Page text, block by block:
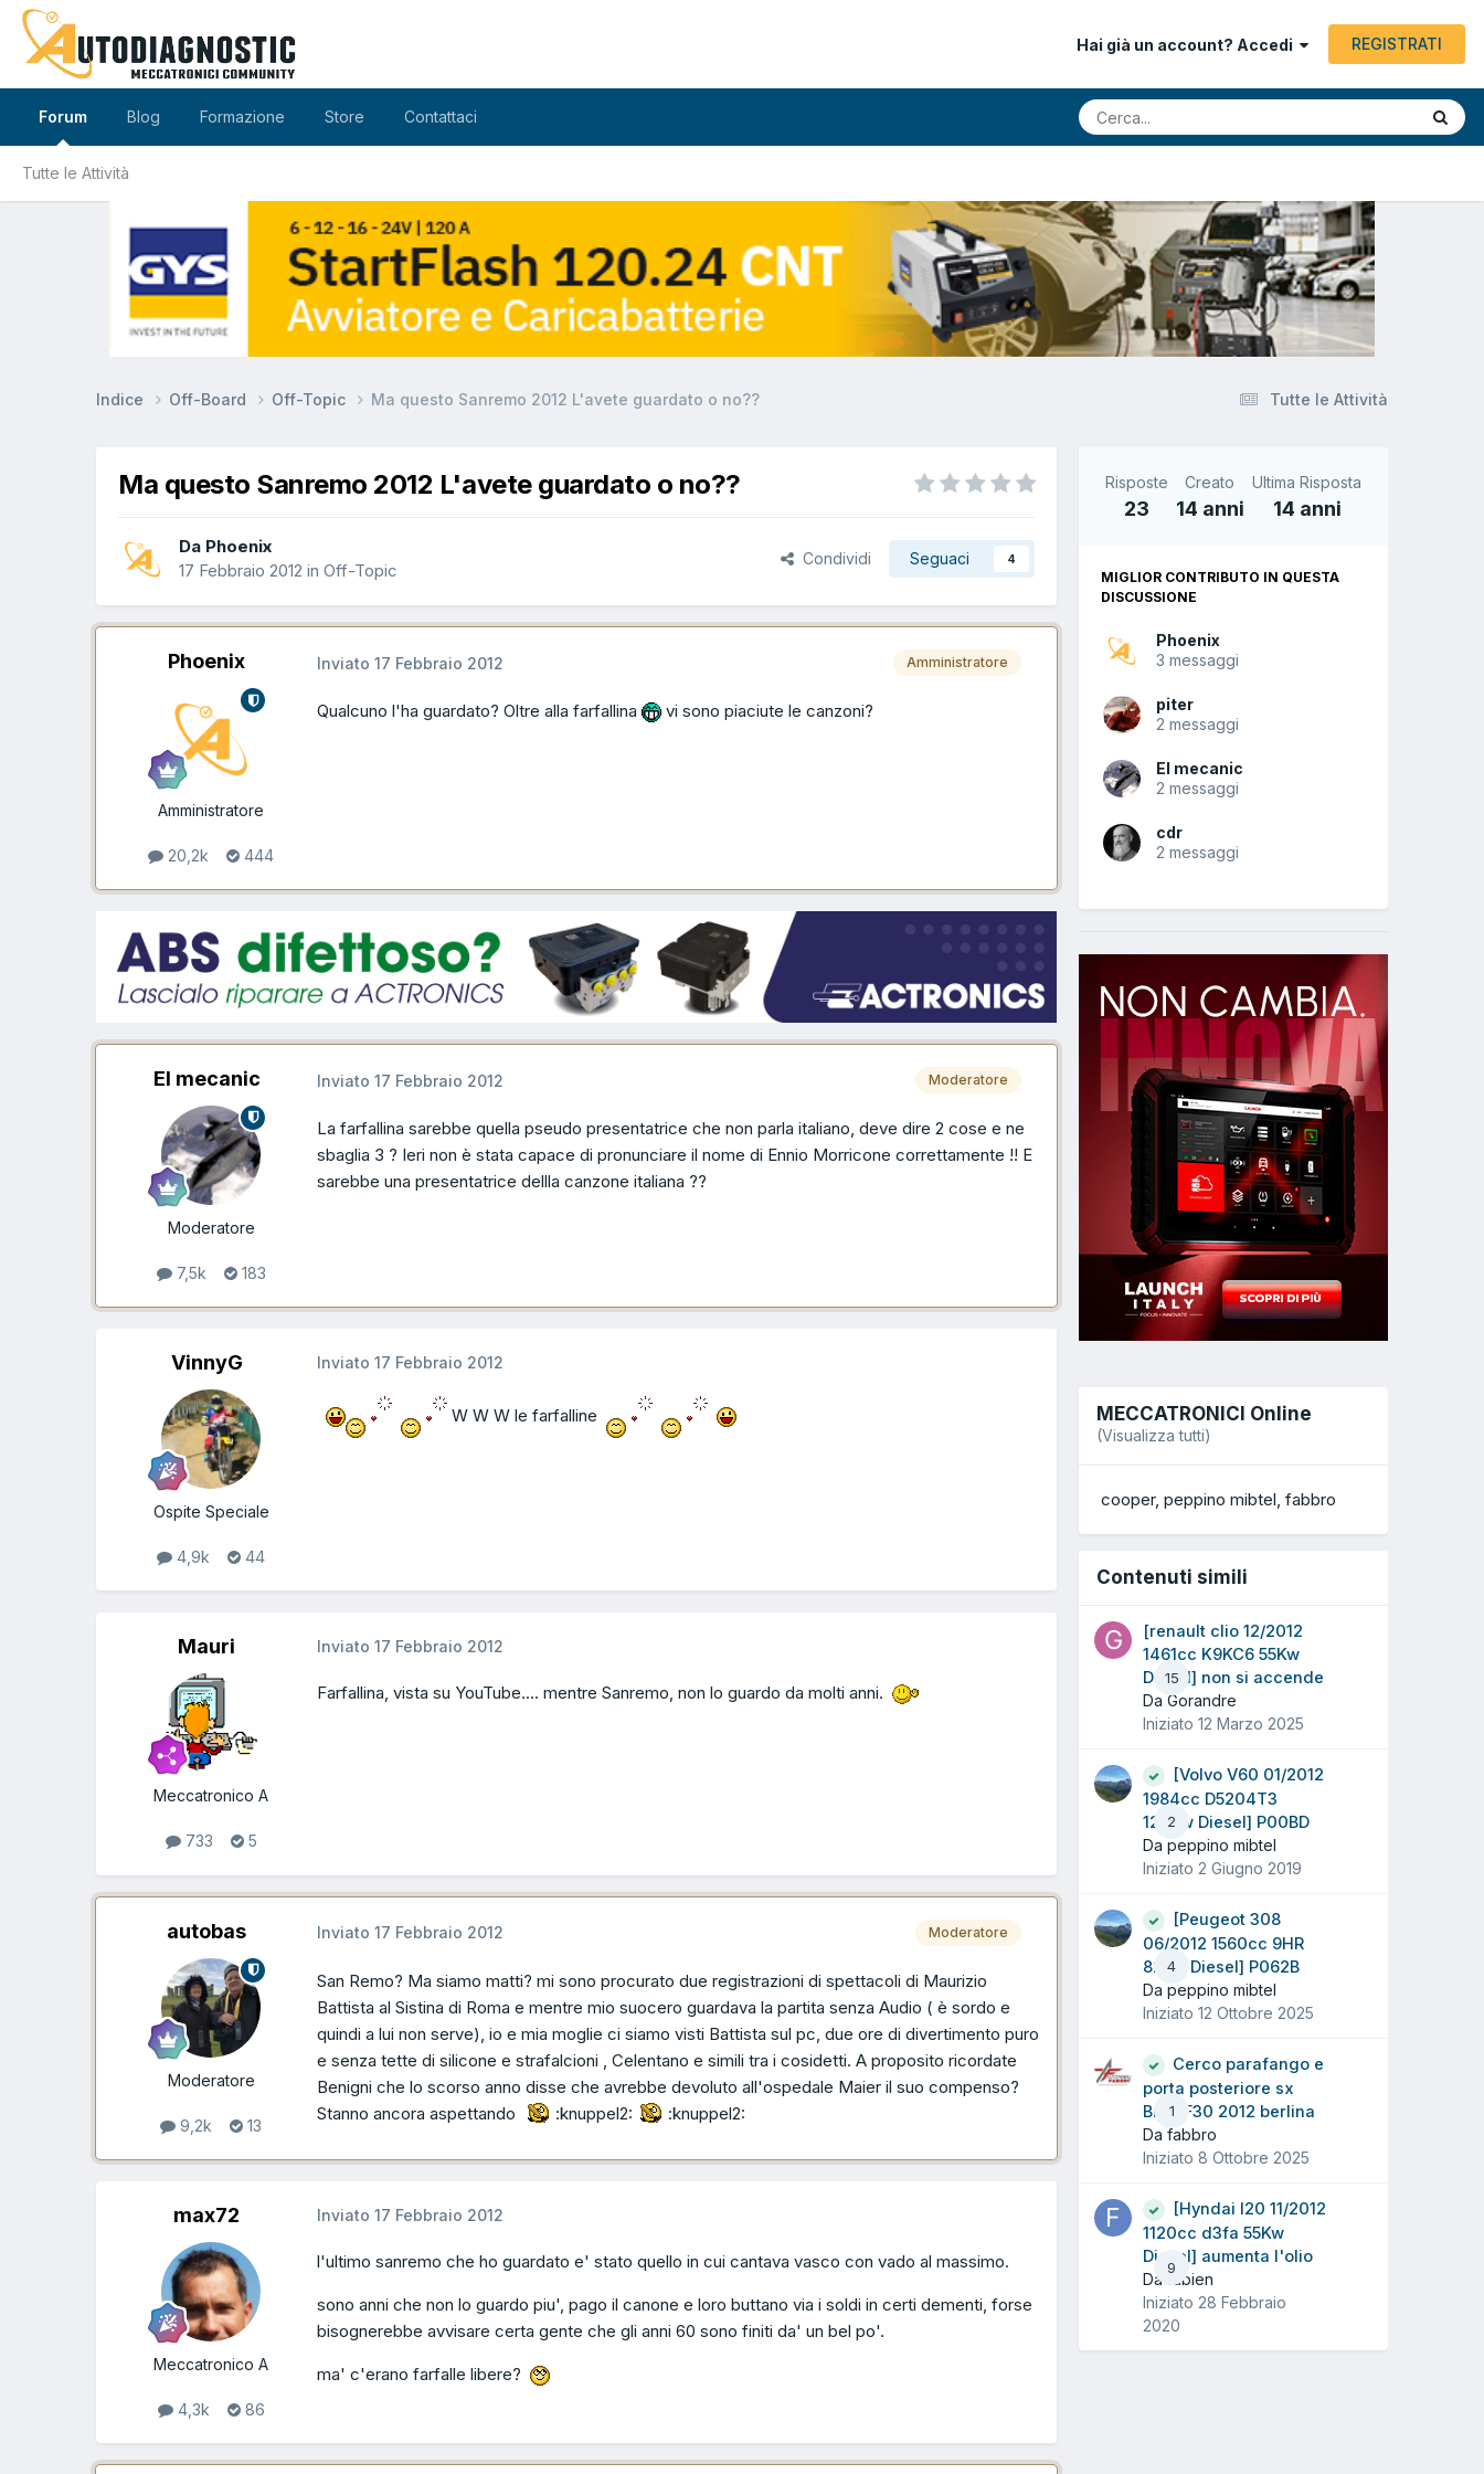
Hai già un account? Accedi REGISTRATI
Forum
Tutte le Attività
Blog Formazione Store Contattaci
Tutte le Attività
Indice Off-Board Off-Topic Ma questo Sanremo 2012 L'avete guardato o no??
Ma questo Sanremo 2012 L'avete guardato o no??
Da Phoenix
17 Febbraio 2012 in Off-Topic
Condividi Seguaci 4
Phoenix
Amministratore
20,2k 444
Amministratore
Inviato 17 Febbraio 2012
Qualcuno l'ha guardato? Oltre alla farfallina vi sono piaciute le canzoni?
El mecanic
Moderatore
7,5k 183
Moderatore
Inviato 17 Febbraio 2012
La farfallina sarebbe quella pseudo presentatrice che non parla italiano, deve dire 2 cose e ne
sbaglia 3 ? Ieri non è stata capace di pronunciare il nome di Ennio Morricone correttamente !! E
sarebbe una presentatrice dellla canzone italiana ??
VinnyG
Ospite Speciale
4,9k 44
Inviato 17 Febbraio 2012
W W W le farfalline
Mauri
Meccatronico A
733 5
Inviato 17 Febbraio 2012
Farfallina, vista su YouTube.... mentre Sanremo, non lo guardo da molti anni.
autobas
Moderatore
9,2k 13
Moderatore
Inviato 17 Febbraio 2012
San Remo? Ma siamo matti? mi sono procurato due registrazioni di spettacoli di Maurizio
Battista al Sistina di Roma e mentre mio suocero guardava la partita senza Audio ( è sordo e
quindi a lui non serve), io e mia moglie ci siamo visti Battista sul pc, due ore di divertimento puro
e senza tette di silicone e strafalcioni , Celentano e simili tra i cosidetti. A proposito ricordate
Benigni che lo scorso anno disse che avrebbe devoluto all'ospedale Maier il suo compenso?
Stanno ancora aspettando
:knuppel2: :knuppel2:
max72
Meccatronico A
4,3k 86
Inviato 17 Febbraio 2012
l'ultimo sanremo che ho guardato e' stato quello in cui cantava vasco con vado al massimo.
sono anni che non lo guardo piu', pago il canone e loro buttano via i soldi in certi dementi, forse
bisognerebbe avvisare certa gente che gli anni 60 sono finiti da' un bel po'.
ma' c'erano farfalle libere?
Risposte
23
Creato
14 anni
Ultima Risposta
14 anni
MIGLIOR CONTRIBUTO IN QUESTA
DISCUSSIONE
Phoenix
3 messaggi
piter
2 messaggi
El mecanic
2 messaggi
cdr
2 messaggi
MECCATRONICI Online
(Visualizza tutti)
cooper peppino mibtel fabbro
Contenuti simili
15
[renault clio 12/2012
1461cc K9KC6 55Kw
Diesel] non si accende
Da Gorandre
Iniziato 12 Marzo 2025
2
[Volvo V60 01/2012
1984cc D5204T3
120Kw Diesel] P00BD
Da peppino mibtel
Iniziato 2 Giugno 2019
4
[Peugeot 308
06/2012 1560cc 9HR
82Kw Diesel] P062B
Da peppino mibtel
Iniziato 12 Ottobre 2025
1
Cerco parafango e
porta posteriore sx
Bmw F30 2012 berlina
Da fabbro
Iniziato 8 Ottobre 2025
9
[Hyndai I20 11/2012
1120cc d3fa 55Kw
Diesel] aumenta l'olio
Da fabien
Iniziato 28 Febbraio
2020